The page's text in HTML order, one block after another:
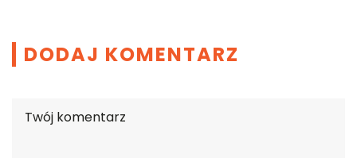
DODAJ KOMENTARZ